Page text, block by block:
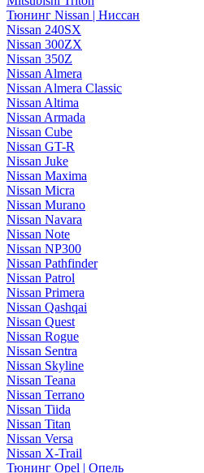
Тюнинг Nissan | Ниссан
Nissan 240SX
Nissan 300ZX
Nissan 350Z
Nissan Almera
Nissan Almera Classic
Nissan Altima
Nissan Armada
Nissan Cube
Nissan GT-R
Nissan Juke
Nissan Maxima
Nissan Micra
Nissan Murano
Nissan Navara
Nissan Note
Nissan NP300
Nissan Pathfinder
Nissan Patrol
Nissan Primera
Nissan Qashqai
Nissan Quest
Nissan Rogue
Nissan Sentra
Nissan Skyline
Nissan Teana
Nissan Terrano
Nissan Tiida
Nissan Titan
Nissan Versa
Nissan X-Trail
Тюнинг Opel | Опель